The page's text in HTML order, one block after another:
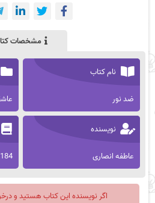
مشخصات
نام کتاب
ضد نور
نویسنده
عاطفه انصاری
اگر نویسنده این کتاب هستید و